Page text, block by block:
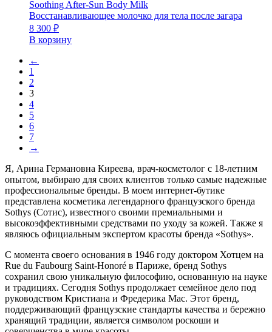
Soothing After-Sun Body Milk
Восстанавливающее молочко для тела после загара
8 300 ₽
В корзину
←
1
2
3
4
5
6
7
→
Я, Арина Германовна Киреева, врач-косметолог с 18-летним
опытом, выбираю для своих клиентов только самые надежные
профессиональные бренды. В моем интернет-бутике
представлена косметика легендарного французского бренда
Sothys (Сотис), известного своими премиальными и
высокоэффективными средствами по уходу за кожей. Также я
являюсь официальным экспертом красоты бренда «Sothys».
С момента своего основания в 1946 году доктором Хотцем на
Rue du Faubourg Saint-Honoré в Париже, бренд Sothys
сохранил свою уникальную философию, основанную на науке
и традициях. Сегодня Sothys продолжает семейное дело под
руководством Кристиана и Фредерика Мас. Этот бренд,
поддерживающий французские стандарты качества и бережно
хранящий традиции, является символом роскоши и